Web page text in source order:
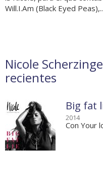
Will.I.Am (Black Eyed
Nicole
recientes
Big fat
2014
Con Your